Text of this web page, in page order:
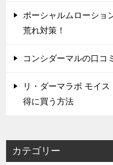
ポーシャルムローショ
荒れ対策！
コンシダーマルの口コ
リ・ダーマラボ モイ
得に買う方法
カテゴリー